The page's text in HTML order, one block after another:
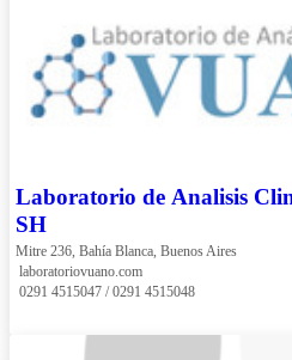
Laboratorio de Analisis
SH
Mitre 236, Bahía Blanca, Buenos Aires
laboratoriovuano.com
0291 4515047 / 0291 4515048